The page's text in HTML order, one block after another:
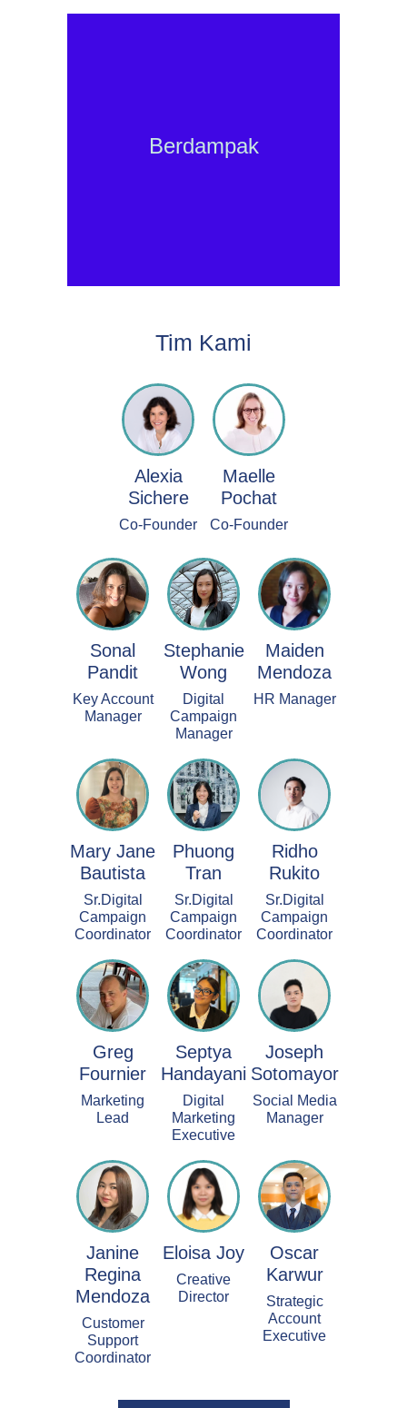
Berdampak
dengan lebih sedikit sampah (lebih sedikit produk yang dibeli dan dibuang
karena tidak sesuai). Ke depannya, kami akan menambahkan kriteria dalam
Tim Kami
Alexia
Sichere
Co-Founder
Maelle
Pochat
Co-Founder
Sonal
Pandit
Key Account
Manager
Stephanie
Wong
Digital
Campaign
Manager
Maiden
Mendoza
HR Manager
Mary Jane
Bautista
Sr.Digital
Campaign
Coordinator
Phuong
Tran
Sr.Digital
Campaign
Coordinator
Ridho
Rukito
Sr.Digital
Campaign
Coordinator
Greg
Fournier
Marketing
Lead
Septya
Handayani
Digital
Marketing
Executive
Joseph
Sotomayor
Social Media
Manager
Janine
Regina
Mendoza
Customer
Support
Coordinator
Eloisa Joy
Creative
Director
Oscar
Karwur
Strategic
Account
Executive